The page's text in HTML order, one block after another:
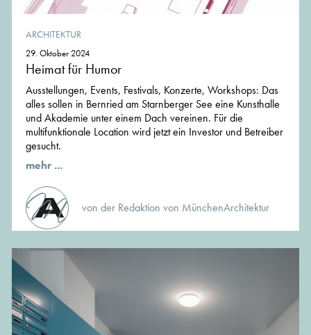
ARCHITEKTUR
29. Oktober 2024
Heimat für Humor
Ausstellungen, Events, Festivals, Konzerte, Workshops: Das
alles sollen in Bernried am Starnberger See eine Kunsthalle
und Akademie unter einem Dach vereinen. Für die
multifunktionale Location wird jetzt ein Investor und Betreiber
gesucht.
mehr ...
von der Redaktion von MünchenArchitektur